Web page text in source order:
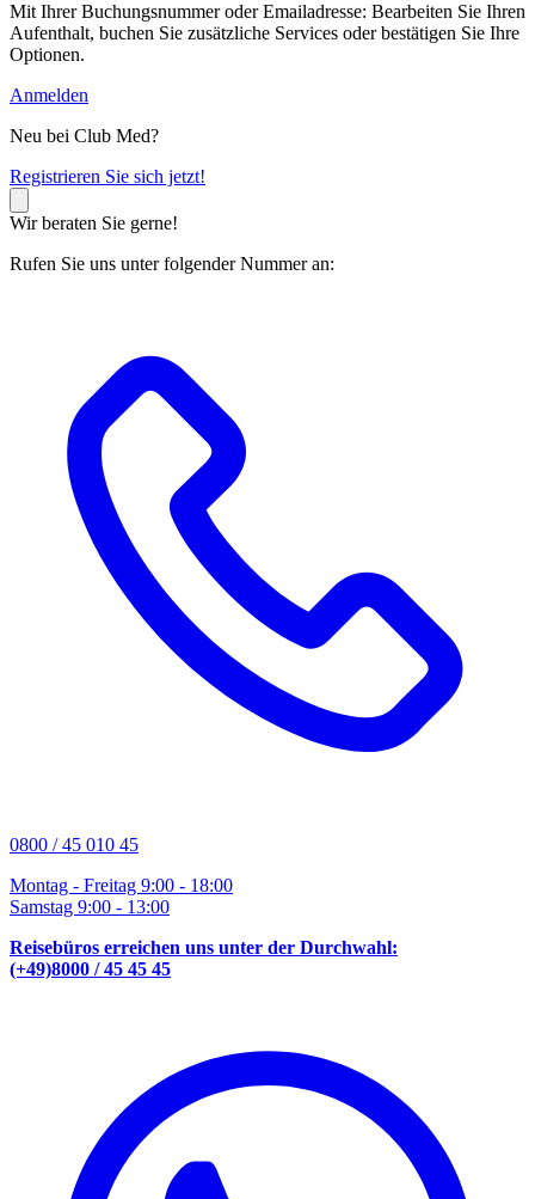
Mit Ihrer Buchungsnummer oder Emailadresse: Bearbeiten Sie Ihren
Aufenthalt, buchen Sie zusätzliche Services oder bestätigen Sie Ihre
Optionen.
Anmelden
Neu bei Club Med?
Registrieren Sie sich jetzt!
Wir beraten Sie gerne!
Rufen Sie uns unter folgender Nummer an:
0800 / 45 010 45
Montag - Freitag 9:00 - 18:00
Samstag 9:00 - 13:00
Reisebüros erreichen uns unter der Durchwahl:
(+49)8000 / 45 45 45